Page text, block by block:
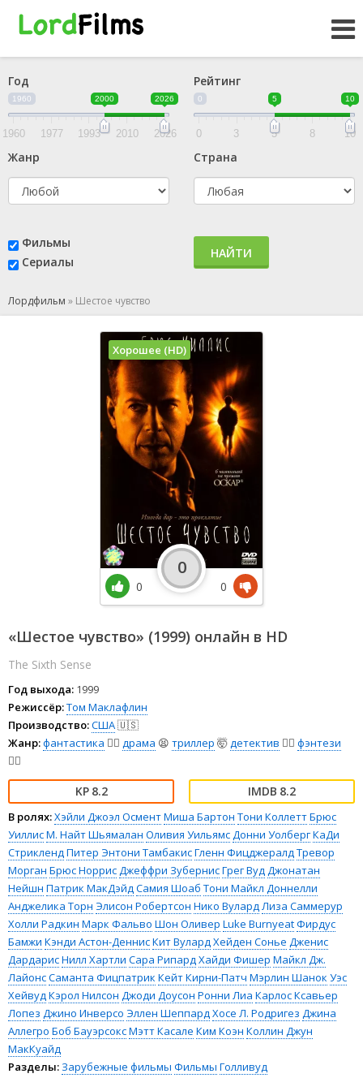
Год
1960 2000 2026
1960 1977 1993 2010 2026
Рейтинг
0 5 10
0 3 5 8 10
Жанр Страна
Фильмы
Сериалы
НАЙТИ
Лордфильм » Шестое чувство
«Шестое чувство» (1999) онлайн в HD
The Sixth Sense
Год выхода: 1999
Режиссёр:Том Маклафлин
Производство:США🇺🇸
Жанр:фантастика 🧙‍♀️ драма 😫 триллер 🤯 детектив 🕵️‍♂️ фэнтези
🧝‍♂️
8.2 8.2
В ролях:Хэйли Джоэл ОсментМиша Бартон Тони КоллеттБрюс
УиллисМ. Найт Шьямалан Оливия Уильямс Донни УолбергКаДи
Стрикленд Питер Энтони ТамбакисГленн Фицджералд Тревор
Морган Брюс Норрис Джеффри ЗубернисГрег Вуд Джонатан
Нейшн Патрик МакДэйд Самия Шоаб Тони Майкл Доннелли
Анджелика Торн Элисон Робертсон Нико Вулард Лиза Саммерур
Холли Радкин Марк Фальво Шон Оливер Luke BurnyeatФирдус
Бамжи Кэнди Астон-ДеннисКит Вулард Хейден Сонье Дженис
ДардарисНилл Хартли Сара Рипард Хайди Фишер Майкл Дж.
ЛайонсСаманта Фицпатрик Кейт Кирни-Патч Мэрлин Шанок Уэс
Хейвуд Кэрол Нилсон Джоди Доусон Ронни Лиа Карлос Ксавьер
Лопез Джино Инверсо Эллен Шеппард Хосе Л. Родригез Джина
Аллегро Боб БауэрсоксМэтт Касале Ким Коэн Коллин Джун
МакКуайд
Разделы: Зарубежные фильмы Фильмы Голливуд
Хорошее (HD)
0
0
0